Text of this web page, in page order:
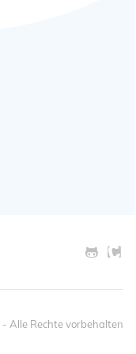
- Alle Rechte vorbehalten